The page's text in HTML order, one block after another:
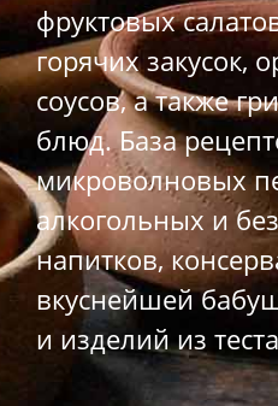
фруктовых
горячих закусок,
соусов, а также
блюд. База
микроволновых
алкогольных и
напитков,
вкуснейшей
и изделий из теста